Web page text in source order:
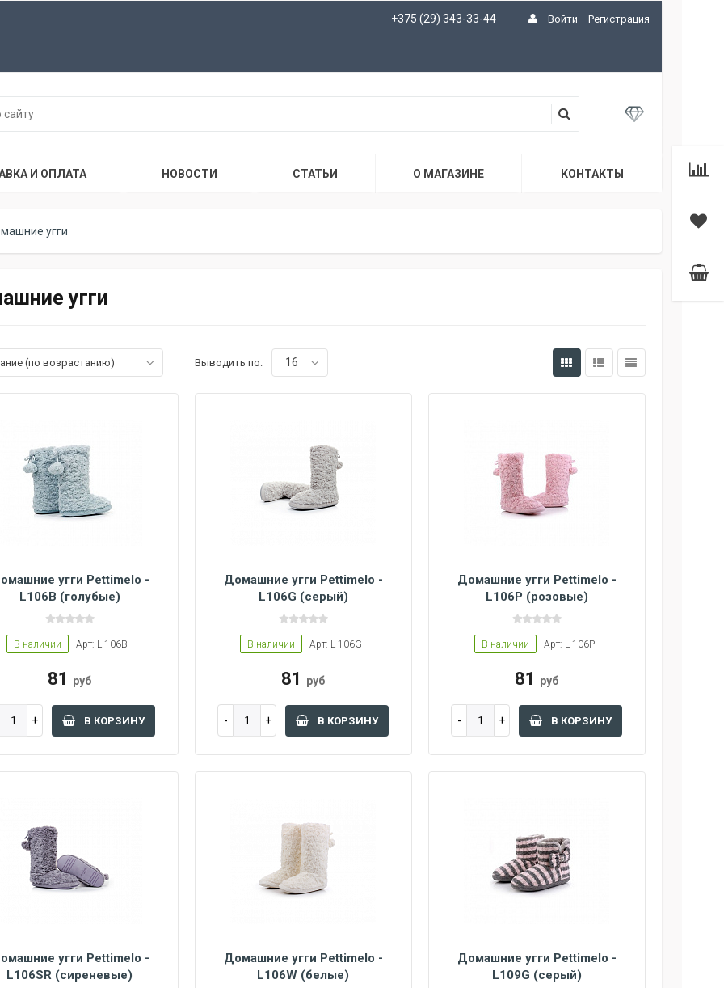
+375 (29) 343-33-44 Войти Регистрация
И ОПЛАТА НОВОСТИ СТАТЬИ О МАГАЗИНЕ КОНТАКТЫ
угги
угги
(по возрастанию) Выводить по: 16
угги Pettimelo -
L106B (голубые)
В наличии Арт: L-106B
81 руб
В КОРЗИНУ
Домашние угги Pettimelo -
L106G (серый)
В наличии Арт: L-106G
81 руб
В КОРЗИНУ
37 38/39
Домашние угги Pettimelo -
L106P (розовые)
В наличии Арт: L-106P
81 руб
В КОРЗИНУ
36/37 38/39
угги Pettimelo -
L106SR (сиреневые)
Домашние угги Pettimelo -
L106W (белые)
Домашние угги Pettimelo -
L109G (серый)